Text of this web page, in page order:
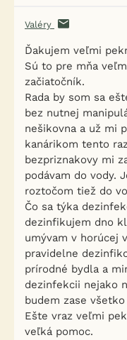
Valéry
Ďakujem veľmi
Sú to pre mňa
začiatočník.
Rada by som sa
bez nutnej
nešikovna a už mi
kanárikom tento
bezpriznakovy mi
podávam do vody.
roztočom tiež do
Čo sa týka
dezinfikujem dno
umývam v horúcej
pravidelne
prírodné bydla a
dezinfekcii nejako
budem zase
Ešte vraz veľmi
veľká pomoc.